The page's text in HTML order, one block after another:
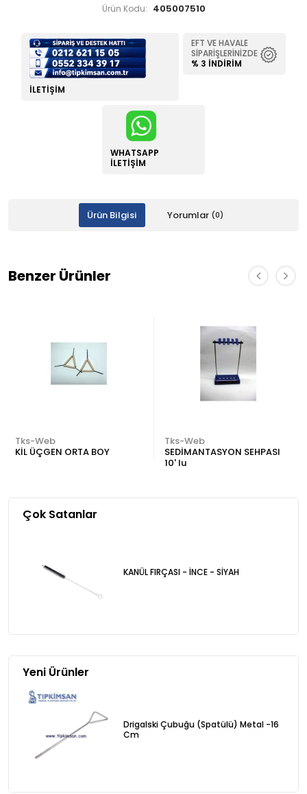
Ürün Kodu: 405007510
İLETIŞIM
EFT VE HAVALE
SIPARIŞLERINIZDE
% 3 İNDIRIM
WHATSAPP
İLETIŞIM
Ürün Bilgisi Yorumlar (0)
Benzer Ürünler
Tks-Web
KİL ÜÇGEN ORTA BOY
Tks-Web
SEDİMANTASYON SEHPASI
10' lu
Çok Satanlar
KANÜL FIRÇASI - İNCE - SİYAH
Yeni Ürünler
Drigalski Çubuğu (Spatülü) Metal -16
Cm